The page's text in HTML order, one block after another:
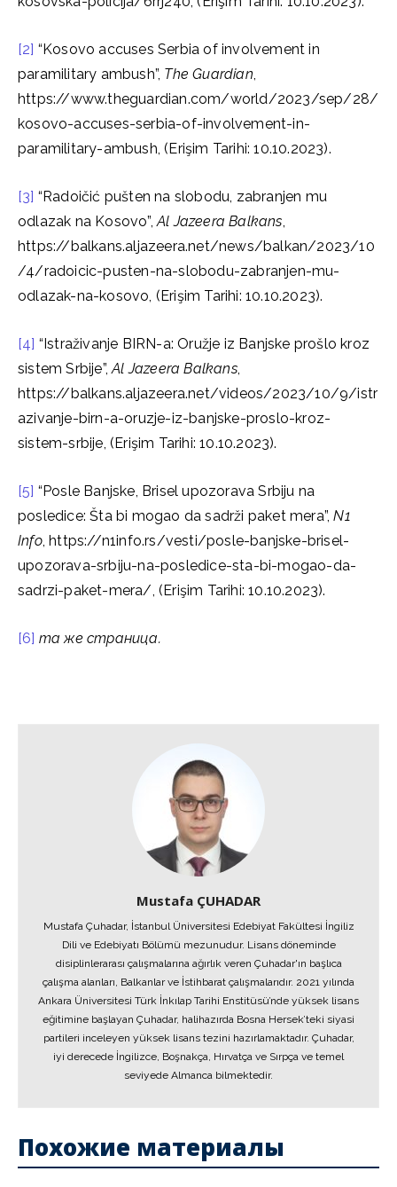
[2] “Kosovo accuses Serbia of involvement in
paramilitary ambush”, The Guardian,
https://www.theguardian.com/world/2023/sep/28/
kosovo-accuses-serbia-of-involvement-in-
paramilitary-ambush, (Erişim Tarihi: 10.10.2023).
[3] “Radoičić pušten na slobodu, zabranjen mu
odlazak na Kosovo”,Al Jazeera Balkans,
https://balkans.aljazeera.net/news/balkan/2023/10
/4/radoicic-pusten-na-slobodu-zabranjen-mu-
odlazak-na-kosovo, (Erişim Tarihi: 10.10.2023).
[4] “Istraživanje BIRN-a: Oružje iz Banjske prošlo kroz
sistem Srbije”,Al Jazeera Balkans,
https://balkans.aljazeera.net/videos/2023/10/9/istr
azivanje-birn-a-oruzje-iz-banjske-proslo-kroz-
sistem-srbije, (Erişim Tarihi: 10.10.2023).
[5] “Posle Banjske, Brisel upozorava Srbiju na
posledice: Šta bi mogao da sadrži paket mera”,N1
Info, https://n1info.rs/vesti/posle-banjske-brisel-
upozorava-srbiju-na-posledice-sta-bi-mogao-da-
sadrzi-paket-mera/, (Erişim Tarihi: 10.10.2023).
[6] та же страница.
Mustafa ÇUHADAR
Mustafa Çuhadar, İstanbul Üniversitesi Edebiyat Fakültesi İngiliz
Dili ve Edebiyatı Bölümü mezunudur. Lisans döneminde
disiplinlerarası çalışmalarına ağırlık veren Çuhadar'ın başlıca
çalışma alanları, Balkanlar ve İstihbarat çalışmalarıdır. 2021 yılında
Ankara Üniversitesi Türk İnkılap Tarihi Enstitüsü’nde yüksek lisans
eğitimine başlayan Çuhadar, halihazırda Bosna Hersek’teki siyasi
partileri inceleyen yüksek lisans tezini hazırlamaktadır. Çuhadar,
iyi derecede İngilizce, Boşnakça, Hırvatça ve Sırpça ve temel
seviyede Almanca bilmektedir.
Похожие материалы